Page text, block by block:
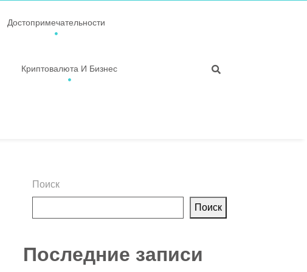
Достопримечательности
Криптовалюта И Бизнес
Поиск
Поиск
Последние записи